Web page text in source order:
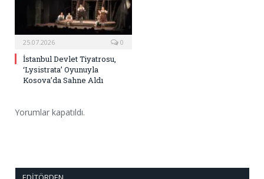
25.07.2026 0
İstanbul Devlet Tiyatrosu,
‘Lysistrata’ Oyunuyla
Kosova’da Sahne Aldı
Yorumlar kapatıldı.